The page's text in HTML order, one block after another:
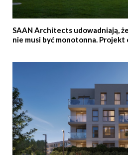
SAAN Architects udowadniają,
nie musi być monotonna. Projekt